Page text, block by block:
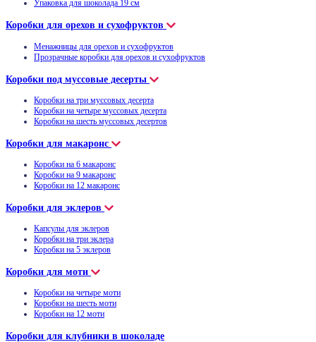
Упаковка для шоколада 19 см
Коробки для орехов и сухофруктов
Менажницы для орехов и сухофруктов
Прозрачные коробки для орехов и сухофруктов
Коробки под муссовые десерты
Коробки на три муссовых десерта
Коробки на четыре муссовых десерта
Коробки на шесть муссовых десертов
Коробки для макаронс
Коробки на 6 макаронс
Коробки на 9 макаронс
Коробки на 12 макаронс
Коробки для эклеров
Капсулы для эклеров
Коробки на три эклера
Коробки на 5 эклеров
Коробки для моти
Коробки на четыре моти
Коробки на шесть моти
Коробки на 12 моти
Коробки для клубники в шоколаде